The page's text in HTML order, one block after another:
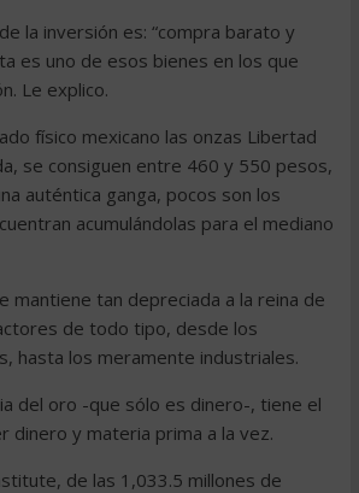
la inversión es: “compra barato y
es uno de esos bienes en los que
Le explico.
físico mexicano las onzas Libertad
se consiguen entre 460 y 550 pesos,
auténtica ganga, pocos son los
acumulándolas para el mediano
mantiene tan depreciada a la reina de
de todo tipo, desde los
hasta los meramente industriales.
del oro -que sólo es dinero-, tiene el
dinero y materia prima a la vez.
de las 1,033.5 millones de